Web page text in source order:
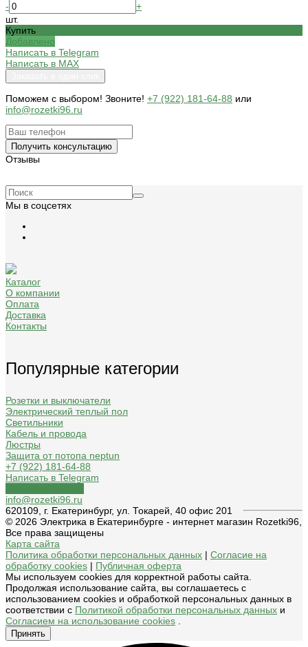
-
+
шт.
Купить
Добавлено
Написать в Telegram
Написать в MAX
Поможем c выбором! Звоните! +7 (922) 181-64-88 или
info@rozetki96.ru
Получить консультацию
Отзывы
Мы в соцсетях
Каталог
О компании
Оплата
Доставка
Контакты
Популярные категории
Розетки и выключатели
Электрический теплый пол
Светильники
Кабель и провода
Люстры
Защита от потопа neptun
+7 (922) 181-64-88
Написать в Telegram
info@rozetki96.ru
620109, г. Екатеринбург, ул. Токарей, 40 офис 201
© 2026 Электрика в Екатеринбурге - интернет магазин Rozetki96,
Все права защищены
Карта сайта
Политика обработки персональных данных | Согласие на
обработку cookies | Публичная оферта
Мы используем cookies для корректной работы сайта.
Продолжая использование сайта, вы соглашаетесь с
использованием cookies и обработкой персональных данных в
соответствии с Политикой обработки персональных данных и
Согласием на использование cookies .
Принять